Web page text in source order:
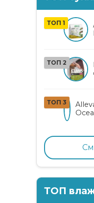
ТОП 1
ТОП 2
ТОП 3
вера
ТОП